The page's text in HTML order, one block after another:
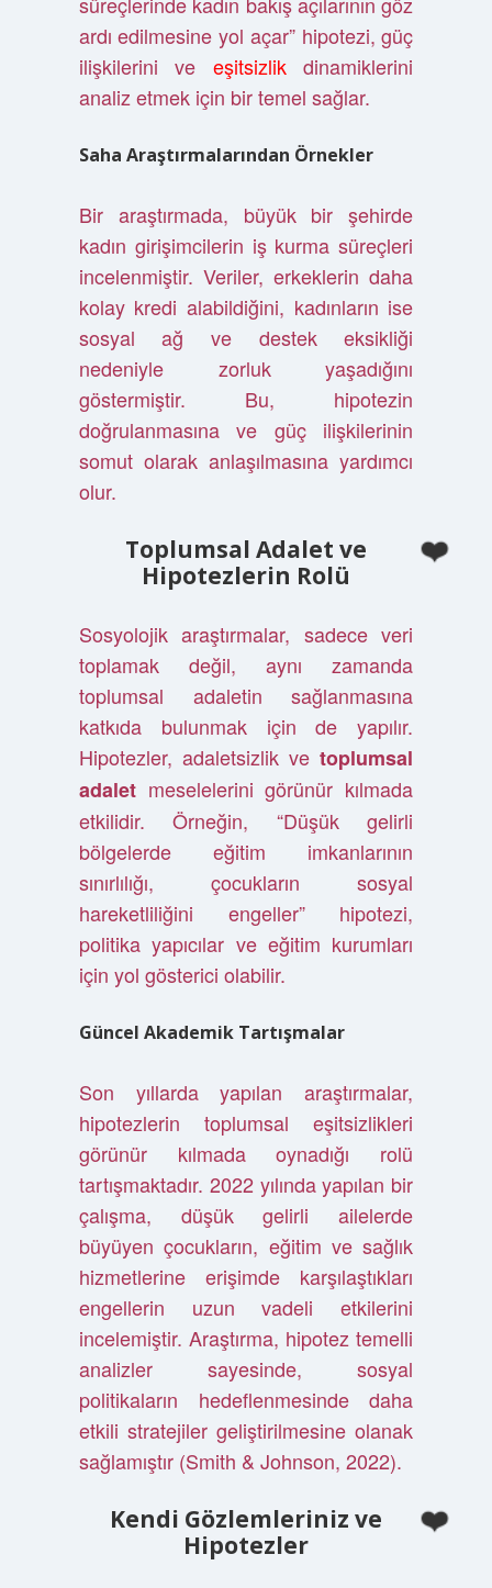
ardı edilmesine yol açar” hipotezi, güç
ilişkilerini ve eşitsizlikdinamiklerini
analiz etmek için bir temel sağlar.
Saha Araştırmalarından Örnekler
Bir araştırmada, büyük bir şehirde
kadın girişimcilerin iş kurma süreçleri
incelenmiştir. Veriler, erkeklerin daha
kolay kredi alabildiğini, kadınların ise
sosyal ağ ve destek eksikliği
nedeniyle zorluk yaşadığını
göstermiştir. Bu, hipotezin
doğrulanmasına ve güç ilişkilerinin
somut olarak anlaşılmasına yardımcı
olur.
Toplumsal Adalet ve
Hipotezlerin Rolü
Sosyolojik araştırmalar, sadece veri
toplamak değil, aynı zamanda
toplumsal adaletin sağlanmasına
katkıda bulunmak için de yapılır.
Hipotezler, adaletsizlik vetoplumsal
adaletmeselelerini görünür kılmada
etkilidir. Örneğin, “Düşük gelirli
bölgelerde eğitim imkanlarının
sınırlılığı, çocukların sosyal
hareketliliğini engeller” hipotezi,
politika yapıcılar ve eğitim kurumları
için yol gösterici olabilir.
Güncel Akademik Tartışmalar
Son yıllarda yapılan araştırmalar,
hipotezlerin toplumsal eşitsizlikleri
görünür kılmada oynadığı rolü
tartışmaktadır. 2022 yılında yapılan bir
çalışma, düşük gelirli ailelerde
büyüyen çocukların, eğitim ve sağlık
hizmetlerine erişimde karşılaştıkları
engellerin uzun vadeli etkilerini
incelemiştir. Araştırma, hipotez temelli
analizler sayesinde, sosyal
politikaların hedeflenmesinde daha
etkili stratejiler geliştirilmesine olanak
sağlamıştır (Smith & Johnson, 2022).
Kendi Gözlemleriniz ve
Hipotezler